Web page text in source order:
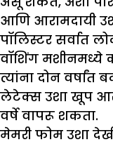
आणि आरामदायी
पॉलिस्टर सर्वात
वॉशिंग मशीनमध्ये
त्यांना दोन वर्षांत
लेटेक्स उशा खूप
वर्षे वापरू शकता.
मेमरी फोम उशा